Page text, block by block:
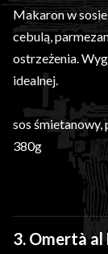
Makaron w
cebulą,
ostrzeżenia.
idealnej.
sos śmietanowy,
380g
3. Omertà